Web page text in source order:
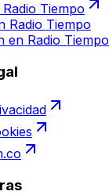
Tiempo
Radio Tiempo
en Radio Tiempo